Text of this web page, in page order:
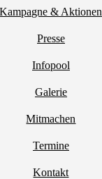
Kampagne & Aktionen
Presse
Infopool
Galerie
Mitmachen
Termine
Kontakt